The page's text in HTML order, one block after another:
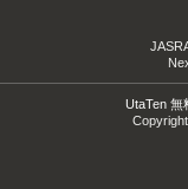
UtaTen 無